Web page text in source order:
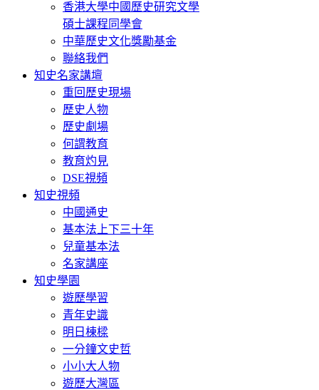
香港大學中國歷史研究文學
碩士課程同學會
中華歷史文化獎勵基金
聯絡我們
知史名家講壇
重回歷史現場
歷史人物
歷史劇場
何謂教育
教育灼見
DSE視頻
知史視頻
中國通史
基本法上下三十年
兒童基本法
名家講座
知史學園
遊歷學習
青年史識
明日棟樑
一分鐘文史哲
小小大人物
遊歷大灣區